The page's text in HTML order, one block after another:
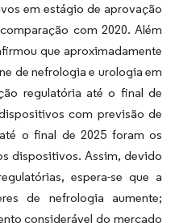
em estágio de aprovação
com 2020. Além
que aproximadamente
de nefrologia e urologia em
regulatória até o final de
com previsão de
o final de 2025 foram os
dispositivos. Assim, devido
espera-se que a
de nefrologia aumente;
considerável do mercado